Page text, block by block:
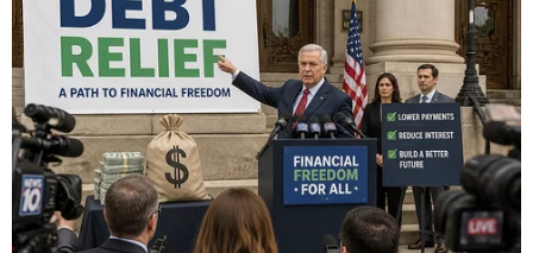
Amata, Khu Công nghiệp Sông Mây.